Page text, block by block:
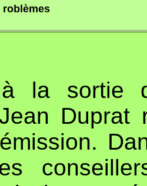
roblèmes
la sortie